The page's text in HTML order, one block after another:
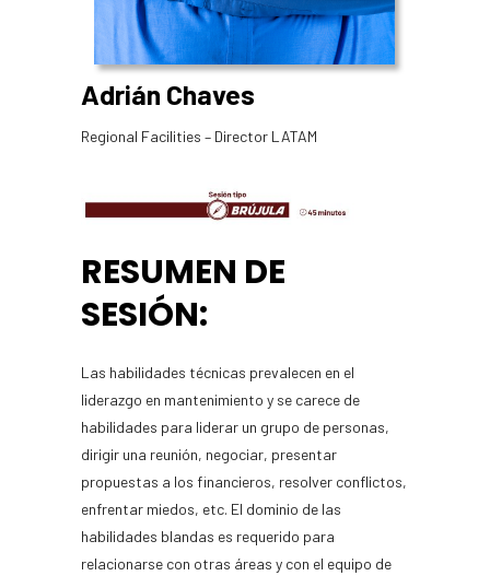
Adrián Chaves
Regional Facilities – Director LATAM
RESUMEN DE
SESIÓN:
Las habilidades técnicas prevalecen en el
liderazgo en mantenimiento y se carece de
habilidades para liderar un grupo de personas,
dirigir una reunión, negociar, presentar
propuestas a los financieros, resolver conflictos,
enfrentar miedos, etc. El dominio de las
habilidades blandas es requerido para
relacionarse con otras áreas y con el equipo de